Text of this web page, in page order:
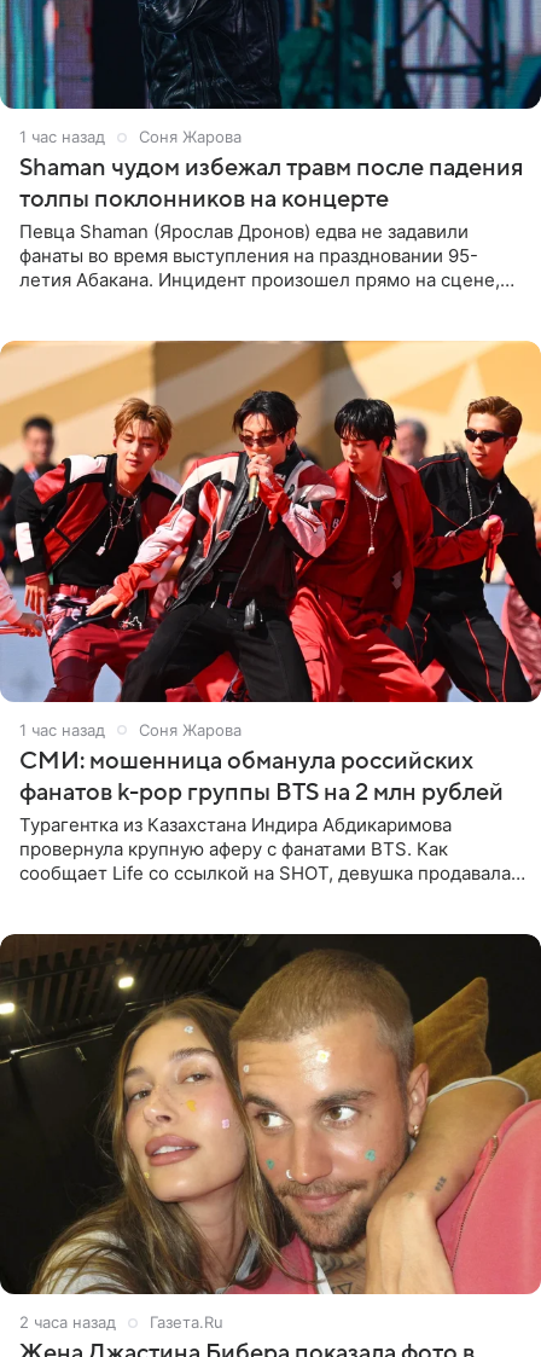
1 час назад Соня Жарова
Shaman чудом избежал травм после падения
толпы поклонников на концерте
Певца Shaman (Ярослав Дронов) едва не задавили
фанаты во время выступления на праздновании 95-
летия Абакана. Инцидент произошел прямо на сцене,
1 час назад Соня Жарова
СМИ: мошенница обманула российских
фанатов k-pop группы BTS на 2 млн рублей
Турагентка из Казахстана Индира Абдикаримова
провернула крупную аферу с фанатами BTS. Как
сообщает Life со ссылкой на SHOT, девушка продавала
2 часа назад Газета.Ru